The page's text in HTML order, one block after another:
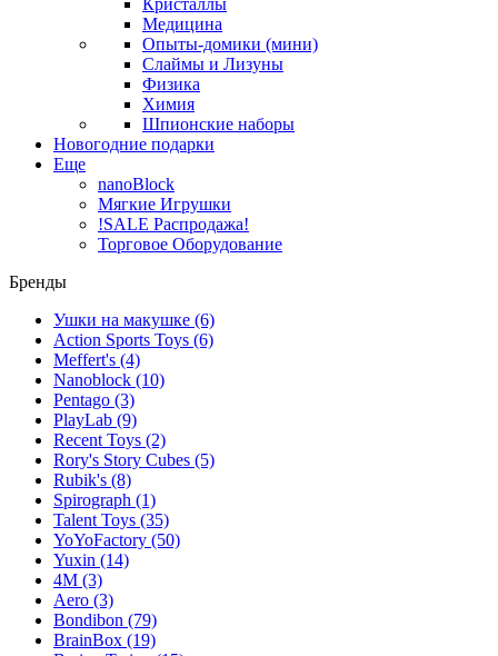
Кристаллы
Медицина
Опыты-домики (мини)
Слаймы и Лизуны
Физика
Химия
Шпионские наборы
Новогодние подарки
Еще
nanoBlock
Мягкие Игрушки
!SALE Распродажа!
Торговое Оборудование
Бренды
Ушки на макушке (6)
Action Sports Toys (6)
Meffert's (4)
Nanoblock (10)
Pentago (3)
PlayLab (9)
Recent Toys (2)
Rory's Story Cubes (5)
Rubik's (8)
Spirograph (1)
Talent Toys (35)
YoYoFactory (50)
Yuxin (14)
4M (3)
Aero (3)
Bondibon (79)
BrainBox (19)